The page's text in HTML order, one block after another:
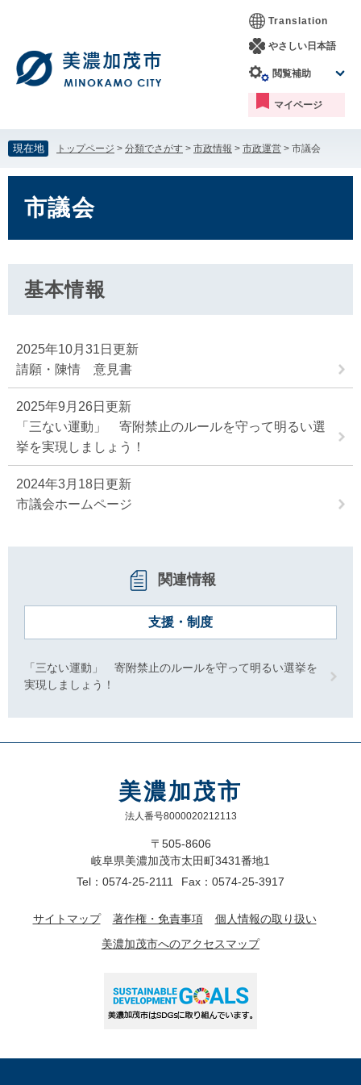
す。
し
て
本
文
Translation
やさしい日本語
閲覧補助
マイページ
現在地 トップページ > 分類でさがす > 市政情報 > 市政運営 > 市議会
市議会
基本情報
2025年10月31日更新
請願・陳情 意見書
2025年9月26日更新
「三ない運動」 寄附禁止のルールを守って明るい選
挙を実現しましょう！
2024年3月18日更新
市議会ホームページ
関連情報
支援・制度
「三ない運動」 寄附禁止のルールを守って明るい選挙を
実現しましょう！
美濃加茂市
法人番号8000020212113
〒505-8606
岐阜県美濃加茂市太田町3431番地1
Tel：0574-25-2111
Fax：0574-25-3917
サイトマップ 著作権・免責事項
個人情報の取り扱い
美濃加茂市へのアクセスマップ